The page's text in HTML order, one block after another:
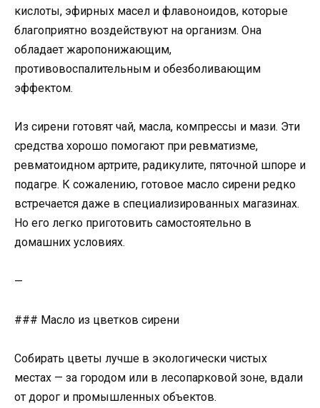
кислоты, эфирных масел и флавоноидов, которые
благоприятно воздействуют на организм. Она
обладает жаропонижающим,
противовоспалительным и обезболивающим
эффектом.
Из сирени готовят чай, масла, компрессы и мази. Эти
средства хорошо помогают при ревматизме,
ревматоидном артрите, радикулите, пяточной шпоре и
подагре. К сожалению, готовое масло сирени редко
встречается даже в специализированных магазинах.
Но его легко приготовить самостоятельно в
домашних условиях.
—
### Масло из цветков сирени
Собирать цветы лучше в экологически чистых
местах — за городом или в лесопарковой зоне, вдали
от дорог и промышленных объектов.